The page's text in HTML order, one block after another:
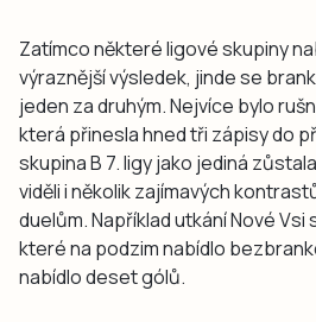
Zatímco některé ligové skupiny
výraznější výsledek, jinde se
jeden za druhým. Nejvíce bylo
která přinesla hned tři zápisy do
skupina B 7. ligy jako jediná
viděli i několik zajímavých
duelům. Například utkání Nové
které na podzim nabídlo
nabídlo deset gólů.